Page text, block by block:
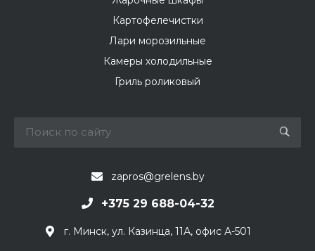
Картофелечистки
Лари морозильные
Камеры холодильные
Гриль роликовый
zapros@grelens.by
+375 29 688-04-32
г. Минск, ул. Казинца, 11А, офис А-501